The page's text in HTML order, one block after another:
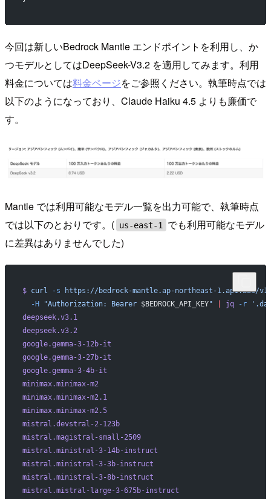
今回は新しいBedrock Mantle エンドポイントを利用し、か
つモデルとしてはDeepSeek-V3.2 を適用してみます。利用
料金については料金ページをご参照ください。執筆時点では
以下のようになっており、Claude Haiku 4.5 よりも廉価で
す。
Mantle では利用可能なモデル一覧を出力可能で、執筆時点
では以下のとおりです。( us-east-1
でも利用可能なモデル
に差異はありませんでした)
$ curl -s https://bedrock-mantle.ap-northeast-1.api.aws/v1/
  -H
"Authorization: Bearer $BEDROCK_API_KEY" jq -r
deepseek.v3.1
deepseek.v3.2
google.gemma-3-12b-it
google.gemma-3-27b-it
google.gemma-3-4b-it
minimax.minimax-m2
minimax.minimax-m2.1
minimax.minimax-m2.5
mistral.devstral-2-123b
mistral.magistral-small-2509
mistral.ministral-3-14b-instruct
mistral.ministral-3-3b-instruct
mistral.ministral-3-8b-instruct
mistral.mistral-large-3-675b-instruct